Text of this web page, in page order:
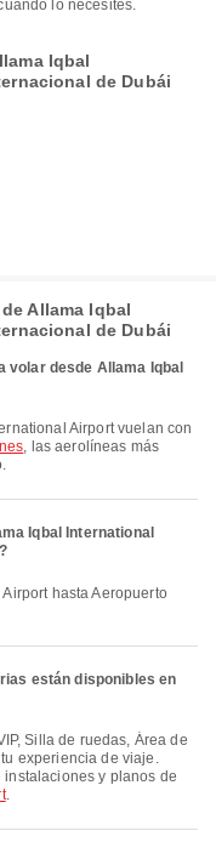
lo necesites.
Iqbal
de Dubái
Allama Iqbal
de Dubái
volar desde Allama Iqbal
Airport vuelan con
, las aerolíneas más
Iqbal International
están disponibles en
experiencia de viaje.
y planos de
.